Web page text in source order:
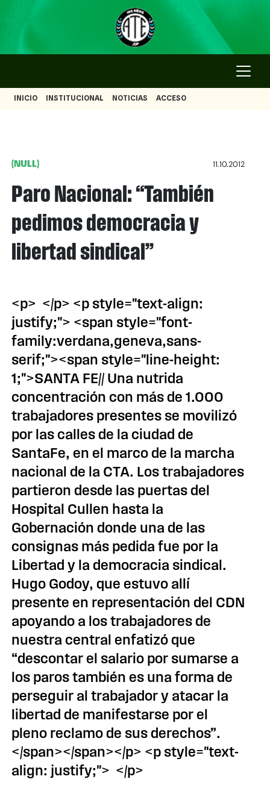
INICIO INSTITUCIONAL NOTICIAS ACCESO
(NULL) 11.10.2012
Paro Nacional: “También
pedimos democracia y
libertad sindical”
<p> </p> <p style="text-align:
justify;"> <span style="font-
family:verdana,geneva,sans-
serif;"><span style="line-height:
1;">SANTA FE// Una nutrida
concentración con más de 1.000
trabajadores presentes se movilizó
por las calles de la ciudad de
SantaFe, en el marco de la marcha
nacional de la CTA. Los trabajadores
partieron desde las puertas del
Hospital Cullen hasta la
Gobernación donde una de las
consignas más pedida fue por la
Libertad y la democracia sindical.
Hugo Godoy, que estuvo allí
presente en representación del CDN
apoyando a los trabajadores de
nuestra central enfatizó que
“descontar el salario por sumarse a
los paros también es una forma de
perseguir al trabajador y atacar la
libertad de manifestarse por el
pleno reclamo de sus derechos”.
</span></span></p> <p style="text-
align: justify;"> </p>